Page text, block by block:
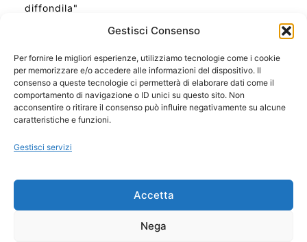
Gestisci Consenso
Per fornire le migliori esperienze, utilizziamo tecnologie come i cookie
per memorizzare e/o accedere alle informazioni del dispositivo. Il
consenso a queste tecnologie ci permetterà di elaborare dati come il
comportamento di navigazione o ID unici su questo sito. Non
acconsentire o ritirare il consenso può influire negativamente su alcune
caratteristiche e funzioni.
Gestisci servizi
Accetta
Nega
diffondila"
Ora Esatta in Italia in questo momento
Ti Senti Strano Ultimamente? Potrebbe Essere per
la Risonanza di Schumann
Come Sapere Se Stai Ascendendo alla Quinta
Copyright 2026 NotiziePlus.com
📰 Contenuto Umano Verificato